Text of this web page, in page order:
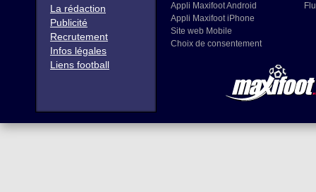
La rédaction
Publicité
Recrutement
Infos légales
Liens football
Appli Maxifoot Android
Appli Maxifoot iPhone
Site web Mobile
Choix de consentement